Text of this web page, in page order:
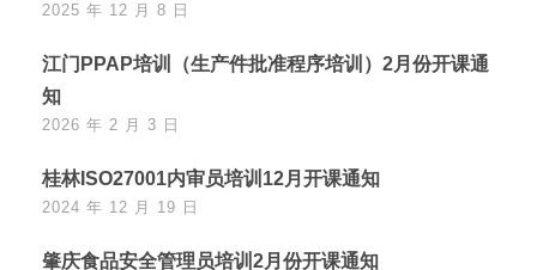
2025 年 12 月 8 日
江门PPAP培训（生产件批准程序培训）2月份开课通
知
2026 年 2 月 3 日
桂林ISO27001内审员培训12月开课通知
2024 年 12 月 19 日
肇庆食品安全管理员培训2月份开课通知